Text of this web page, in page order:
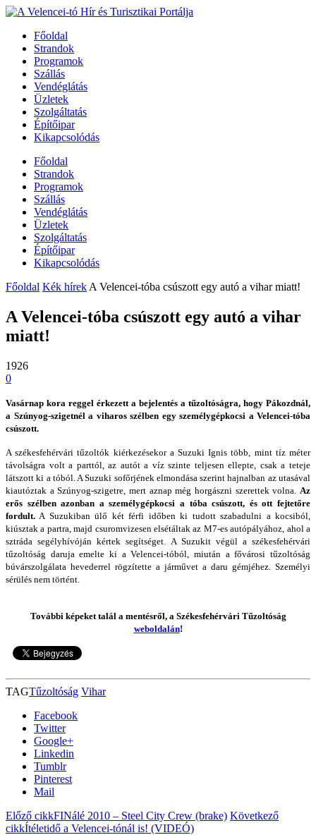
Főoldal
Strandok
Programok
Szállás
Vendéglátás
Üzletek
Szolgáltatás
Építőipar
Kikapcsolódás
Főoldal
Strandok
Programok
Szállás
Vendéglátás
Üzletek
Szolgáltatás
Építőipar
Kikapcsolódás
Főoldal Kék hírek A Velencei-tóba csúszott egy autó a vihar miatt!
A Velencei-tóba csúszott egy autó a vihar
miatt!
1926
0
Vasárnap kora reggel érkezett a bejelentés a tűzoltóságra, hogy Pákozdnál,
a Szúnyog-szigetnél a viharos szélben egy személygépkocsi a Velencei-tóba
csúszott.
A székesfehérvári tűzoltók kiérkezésekor a Suzuki Ignis több, mint tíz méter
távolságra volt a parttól, az autót a víz szinte teljesen ellepte, csak a teteje
látszott ki a tóból. A Suzuki sofőrjének elmondása szerint hajnalban az utasával
kiautóztak a Szúnyog-szigetre, mert aznap még horgászni szerettek volna. Az
erős szélben azonban a személygépkocsi a tóba csúszott, és ott fejtetőre
fordult. A Suzukiban ülő két férfi időben ki tudott szabadulni a kocsiból,
kiúsztak a partra, majd csuromvizesen elsétáltak az M7-es autópályához, ahol a
sztráda segélyhívóján kértek segítséget. A Suzukit végül a székesfehérvári
tűzoltóság daruja emelte ki a Velencei-tóból, miután a fővárosi tűzoltóság
búvárszolgálata hevederrel rögzítette a járművet a daru gémjéhez. Személyi
sérülés nem történt.
További képeket talál a mentésről, a Székesfehérvári Tűzoltóság
weboldalán!
TAGTűzoltóság Vihar
Facebook
Twitter
Google+
Linkedin
Tumblr
Pinterest
Mail
Előző cikkFINálé 2010 – Steel City Crew (brake) Következő
cikkÍtéletidő a Velencei-tónál is! (VIDEÓ)